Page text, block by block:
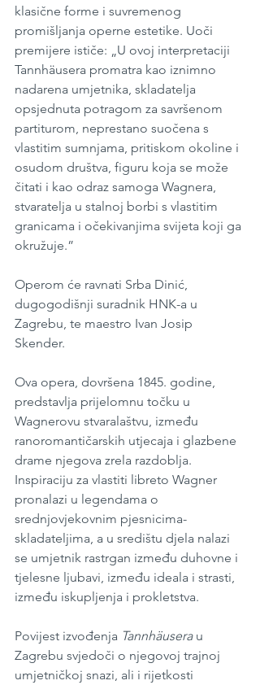
klasične forme i suvremenog
promišljanja operne estetike. Uoči
premijere ističe: „U ovoj interpretaciji
Tannhäusera promatra kao iznimno
nadarena umjetnika, skladatelja
opsjednuta potragom za savršenom
partiturom, neprestano suočena s
vlastitim sumnjama, pritiskom okoline i
osudom društva, figuru koja se može
čitati i kao odraz samoga Wagnera,
stvaratelja u stalnoj borbi s vlastitim
granicama i očekivanjima svijeta koji ga
okružuje.”
Operom će ravnati Srba Dinić,
dugogodišnji suradnik HNK-a u
Zagrebu, te maestro Ivan Josip
Skender.
Ova opera, dovršena 1845. godine,
predstavlja prijelomnu točku u
Wagnerovu stvaralaštvu, između
ranoromantičarskih utjecaja i glazbene
drame njegova zrela razdoblja.
Inspiraciju za vlastiti libreto Wagner
pronalazi u legendama o
srednjovjekovnim pjesnicima-
skladateljima, a u središtu djela nalazi
se umjetnik rastrgan između duhovne i
tjelesne ljubavi, između ideala i strasti,
između iskupljenja i prokletstva.
Povijest izvođenja Tannhäusera u
Zagrebu svjedoči o njegovoj trajnoj
umjetničkoj snazi, ali i rijetkosti